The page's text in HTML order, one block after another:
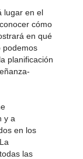
lugar en el
cómo
en qué
podemos
planificación
y a
en los
las